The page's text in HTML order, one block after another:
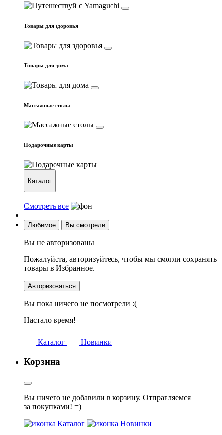
Товары для здоровья
Товары для дома
Массажные столы
Подарочные карты
Каталог
Смотреть все
Любимое Вы смотрели
Вы не авторизованы
Пожалуйста, авторизуйтесь, чтобы мы смогли сохранять
товары в Избранное.
Авторизоваться
Вы пока ничего не посмотрели :(
Настало время!
Каталог Новинки
Корзина
Вы ничего не добавили в корзину. Отправляемся
за покупками! =)
Каталог
Новинки